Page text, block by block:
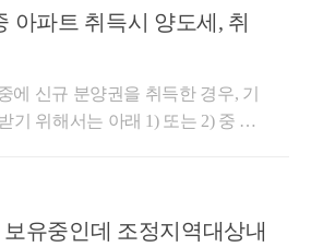
아파트 취득시 양도세, 취
에 신규 분양권을 취득한 경우, 기
기 위해서는 아래 1) 또는 2) 중 하
에 아래 2)의 요건을 모두 총족하
유중인데 조정지역대상내